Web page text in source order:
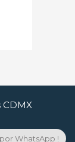
WhatsApp !